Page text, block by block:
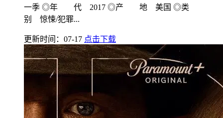
一季 ◎年 代 2017 ◎产 地 美国 ◎类
别 惊悚/犯罪...
更新时间：07-17 点击下载